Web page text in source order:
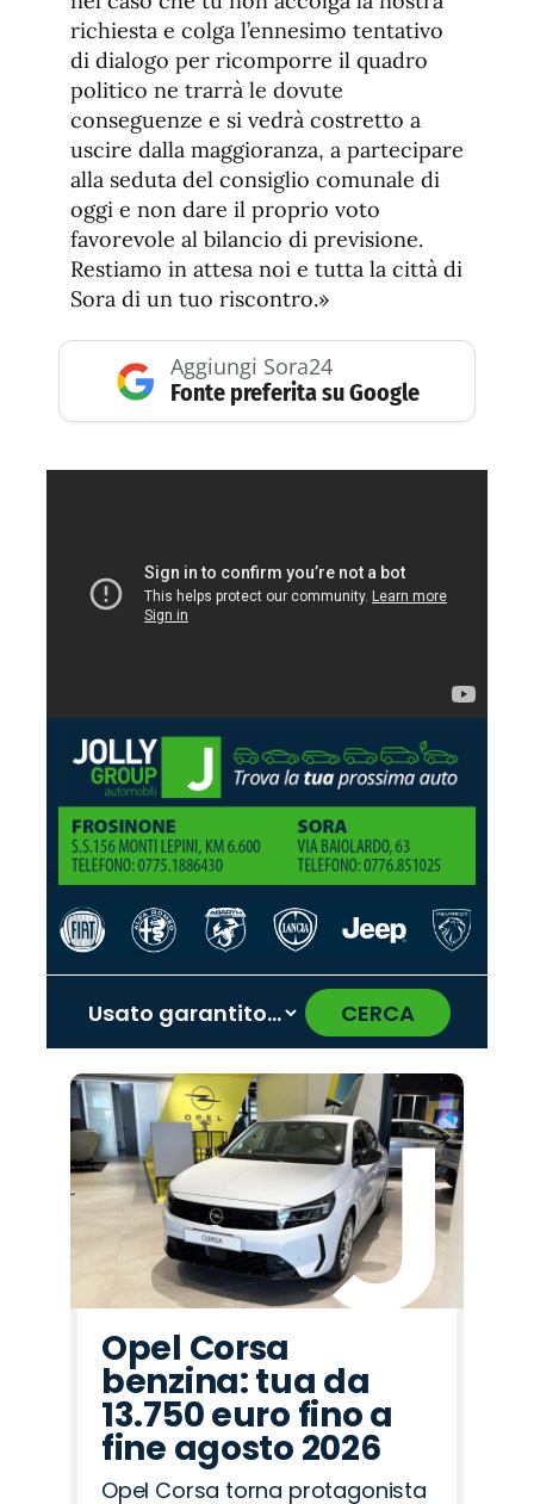
richiesta e colga l’ennesimo tentativo
di dialogo per ricomporre il quadro
politico ne trarrà le dovute
conseguenze e si vedrà costretto a
uscire dalla maggioranza, a partecipare
alla seduta del consiglio comunale di
oggi e non dare il proprio voto
favorevole al bilancio di previsione.
Restiamo in attesa noi e tutta la città di
Sora di un tuo riscontro.»
Aggiungi Sora24
Fonte preferita su Google
CERCA
Promo
Seat
Promo
Mazda
Promo
Omoda
Promo
Opel
Promo
Hyundai
Promo
Land
Rover
Promo
Abarth
Promo
Citroën
Promo
Fiat
Promo
Alfa
Romeo
Promo
Jaecoo
Promo
Lancia
Promo
Jeep
Promo
Cupra
Promo
Peugeot
‹ ›
Opel Corsa
benzina: tua da
13.750 euro fino a
fine agosto 2026
Opel Corsa torna protagonista